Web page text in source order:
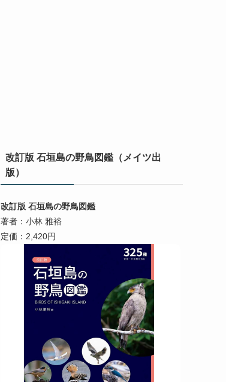
改訂版 石垣島の野鳥図鑑（メイツ出
版）
改訂版 石垣島の野鳥図鑑
著者：小林 雅裕
定価：2,420円